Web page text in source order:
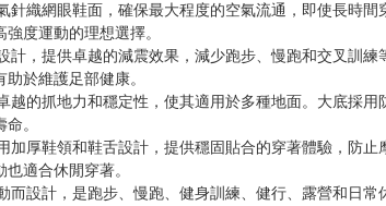
針織網眼鞋面，確保最大程度的空氣流通，即使長時間
度運動的理想選擇。
計，提供卓越的減震效果，減少跑步、慢跑和交叉訓練
於維護足部健康。
越的抓地力和穩定性，使其適用於多種地面。大底採用
。
加厚鞋領和鞋舌設計，提供穩固貼合的穿著體驗，防止
適合休閒穿著。
而設計，是跑步、慢跑、健身訓練、健行、露營和日常